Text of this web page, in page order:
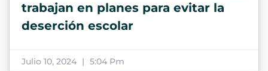
trabajan en planes para evitar la
deserción escolar
Julio 10, 2024 5:04 Pm